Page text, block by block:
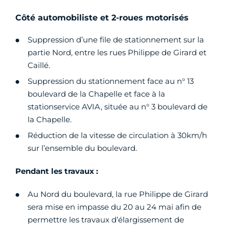
Côté automobiliste et 2-roues motorisés
Suppression d’une file de stationnement sur la
partie Nord, entre les rues Philippe de Girard et
Caillé.
Suppression du stationnement face au n° 13
boulevard de la Chapelle et face à la
stationservice AVIA, située au n° 3 boulevard de
la Chapelle.
Réduction de la vitesse de circulation à 30km/h
sur l’ensemble du boulevard.
Pendant les travaux :
Au Nord du boulevard, la rue Philippe de Girard
sera mise en impasse du 20 au 24 mai afin de
permettre les travaux d’élargissement de